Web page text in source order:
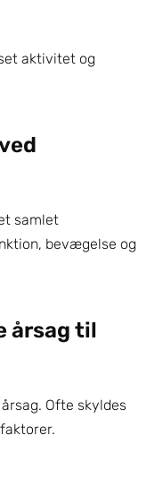
aktivitet og
samlet
bevægelse og
årsag til
Ofte skyldes